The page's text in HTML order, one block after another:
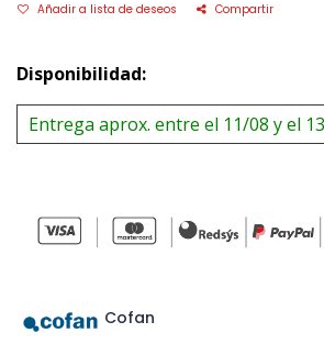
Añadir a lista de deseos Compartir
Disponibilidad:
Entrega aprox. entre el 11/08 y el
Cofan